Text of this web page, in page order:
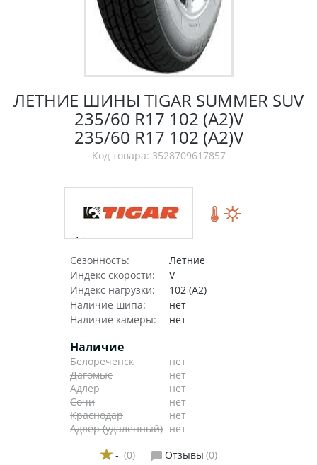
ЛЕТНИЕ ШИНЫ TIGAR SUMMER SUV
235/60 R17 102 (A2)V
235/60 R17 102 (A2)V
Код товара: 3528709617857
Сезонность:
Летние
Индекс скорости:
V
Индекс нагрузки:
102 (A2)
Наличие шипа:
нет
Наличие камеры:
нет
Наличие
Белореченск
нет
Дагомыс
нет
Адлер
нет
Сочи
нет
Краснодар
нет
Адлер (удаленный) нет
- (0) Отзывы (0)